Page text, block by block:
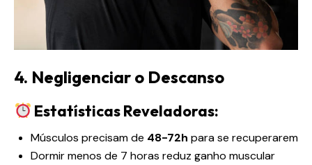
4. Negligenciar o Descanso
Estatísticas Reveladoras:
Músculos precisam de 48-72h para se recuperarem
Dormir menos de 7 horas reduz ganho muscular